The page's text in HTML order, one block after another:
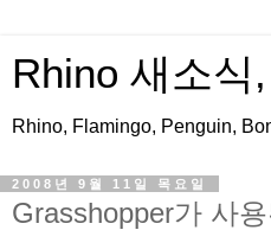
Rhino 새소식
Rhino, Flamingo, Penguin,
2008년 9월 11일 목요일
Grasshopper가 사